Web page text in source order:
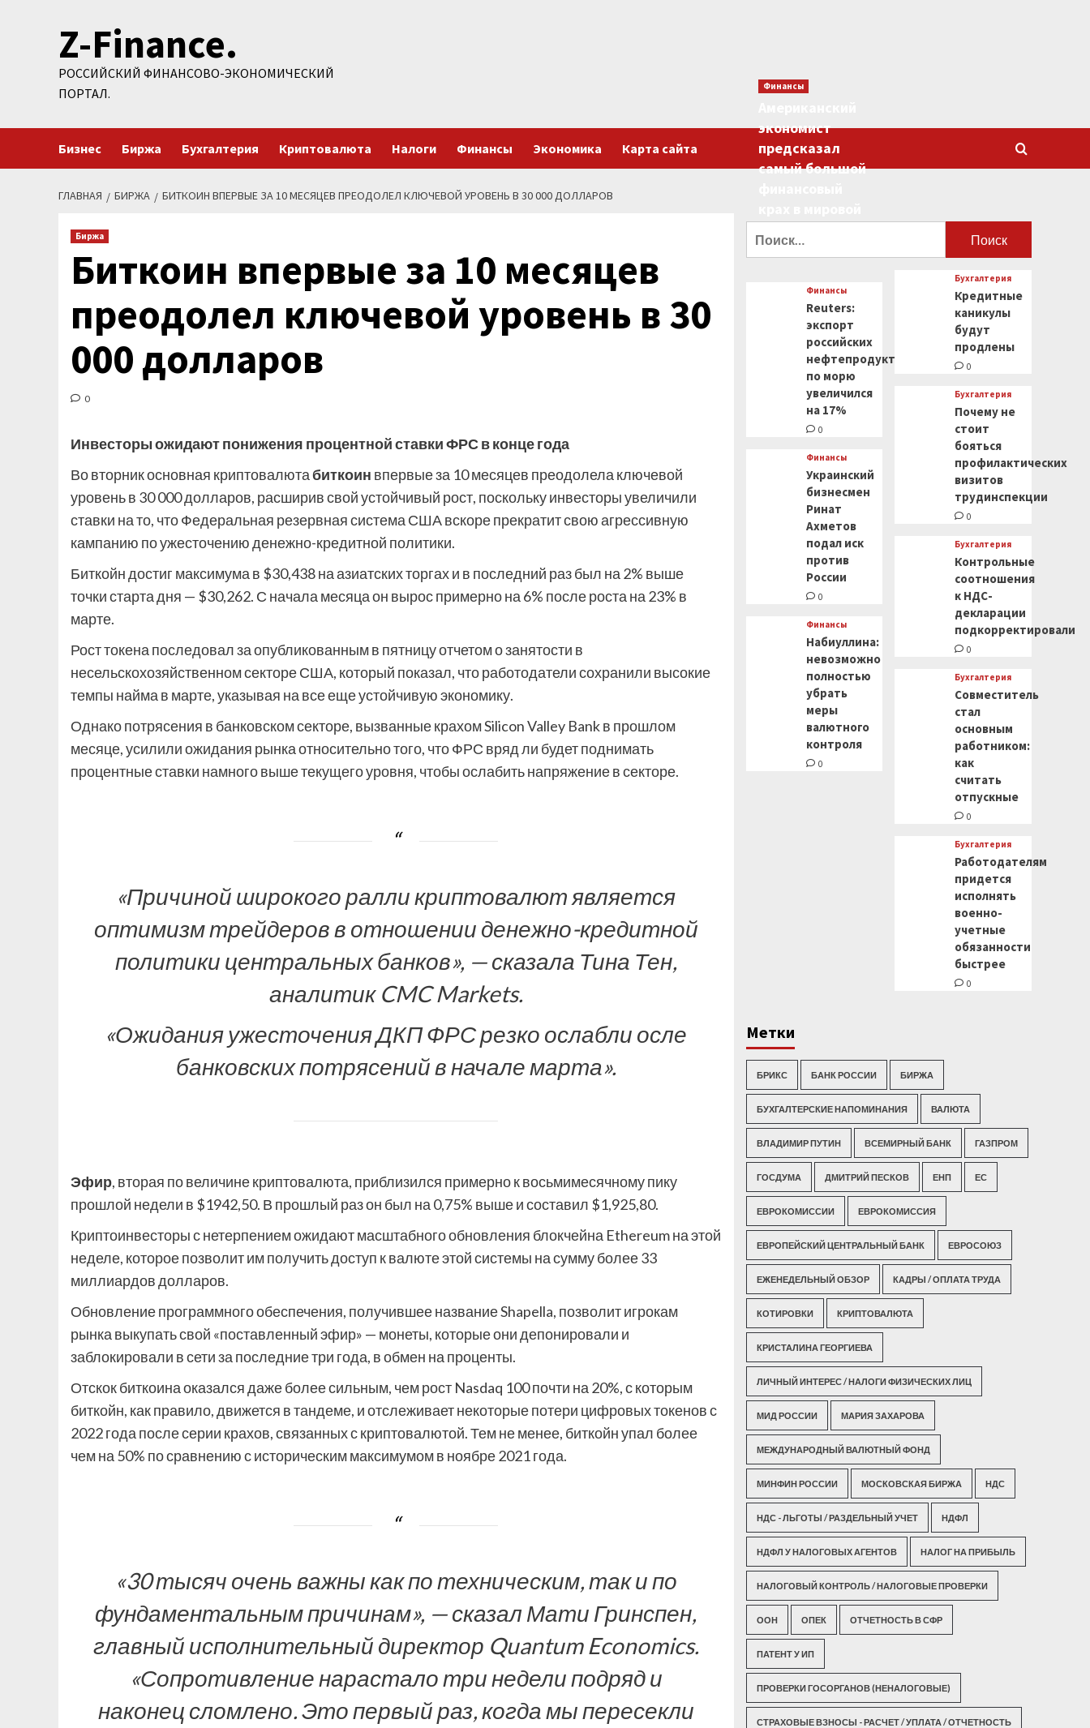
содержимомуZ-Finance.
РОССИЙСКИЙ ФИНАНСОВО-ЭКОНОМИЧЕСКИЙ
ПОРТАЛ.
Бизнес Биржа Бухгалтерия Криптовалюта Налоги Финансы Экономика Карта сайта
ГЛАВНАЯ БИРЖА БИТКОИН ВПЕРВЫЕ ЗА 10 МЕСЯЦЕВ ПРЕОДОЛЕЛ КЛЮЧЕВОЙ УРОВЕНЬ В 30 000 ДОЛЛАРОВ
Биржа
Биткоин впервые за 10 месяцев
преодолел ключевой уровень в 30
000 долларов
0
Инвесторы ожидают понижения процентной ставки ФРС в конце года
Во вторник основная криптовалютабиткоин впервые за 10 месяцев преодолела ключевой
уровень в 30 000 долларов, расширив свой устойчивый рост, поскольку инвесторы увеличили
ставки на то, что Федеральная резервная система США вскоре прекратит свою агрессивную
кампанию по ужесточению денежно-кредитной политики.
Биткойн достиг максимума в $30,438 на азиатских торгах и в последний раз был на 2% выше
точки старта дня — $30,262. С начала месяца он вырос примерно на 6% после роста на 23% в
марте.
Рост токена последовал за опубликованным в пятницу отчетом о занятости в
несельскохозяйственном секторе США, который показал, что работодатели сохранили высокие
темпы найма в марте, указывая на все еще устойчивую экономику.
Однако потрясения в банковском секторе, вызванные крахом Silicon Valley Bank в прошлом
месяце, усилили ожидания рынка относительно того, что ФРС вряд ли будет поднимать
процентные ставки намного выше текущего уровня, чтобы ослабить напряжение в секторе.
«Причиной широкого ралли криптовалют является
оптимизм трейдеров в отношении денежно-кредитной
политики центральных банков», — сказала Тина Тен,
аналитик CMC Markets.
«Ожидания ужесточения ДКП ФРС резко ослабли осле
банковских потрясений в начале марта».
Эфир, вторая по величине криптовалюта, приблизился примерно к восьмимесячному пику
прошлой недели в $1942,50. В прошлый раз он был на 0,75% выше и составил $1,925,80.
Криптоинвесторы с нетерпением ожидают масштабного обновления блокчейна Ethereum на этой
неделе, которое позволит им получить доступ к валюте этой системы на сумму более 33
миллиардов долларов.
Обновление программного обеспечения, получившее название Shapella, позволит игрокам
рынка выкупать свой «поставленный эфир» — монеты, которые они депонировали и
заблокировали в сети за последние три года, в обмен на проценты.
Отскок биткоина оказался даже более сильным, чем рост Nasdaq 100 почти на 20%, с которым
биткойн, как правило, движется в тандеме, и отслеживает некоторые потери цифровых токенов с
2022 года после серии крахов, связанных с криптовалютой. Тем не менее, биткойн упал более
чем на 50% по сравнению с историческим максимумом в ноябре 2021 года.
«30 тысяч очень важны как по техническим, так и по
фундаментальным причинам», — сказал Мати Гринспен,
главный исполнительный директор Quantum Economics.
«Сопротивление нарастало три недели подряд и
наконец сломлено. Это первый раз, когда мы пересекли
Финансы
экономист
предсказал
самый большой
Финансы
Reuters:
экспорт
российских
нефтепродуктов
по морю
увеличился
на 17%
0
Финансы
Украинский
бизнесмен
Ринат
Ахметов
подал иск
против
России
0
Финансы
Набиуллина:
невозможно
полностью
убрать
меры
валютного
контроля
0
Бухгалтерия
Кредитные
каникулы
будут
продлены
0
Бухгалтерия
Почему не
стоит
бояться
профилактических
визитов
трудинспекции
0
Бухгалтерия
Контрольные
соотношения
к НДС-
декларации
подкорректировали
0
Бухгалтерия
Совместитель
стал
основным
работником:
как
считать
отпускные
0
Бухгалтерия
Работодателям
придется
исполнять
военно-
учетные
обязанности
быстрее
0
Метки
БРИКС БАНК РОССИИ БИРЖА
БУХГАЛТЕРСКИЕ НАПОМИНАНИЯ ВАЛЮТА
ВЛАДИМИР ПУТИН ВСЕМИРНЫЙ БАНК ГАЗПРОМ
ГОСДУМА ДМИТРИЙ ПЕСКОВ ЕНП ЕС
ЕВРОКОМИССИИ ЕВРОКОМИССИЯ
ЕВРОПЕЙСКИЙ ЦЕНТРАЛЬНЫЙ БАНК ЕВРОСОЮЗ
ЕЖЕНЕДЕЛЬНЫЙ ОБЗОР КАДРЫ / ОПЛАТА ТРУДА
КОТИРОВКИ КРИПТОВАЛЮТА
КРИСТАЛИНА ГЕОРГИЕВА
ЛИЧНЫЙ ИНТЕРЕС / НАЛОГИ ФИЗИЧЕСКИХ ЛИЦ
МИД РОССИИ МАРИЯ ЗАХАРОВА
МЕЖДУНАРОДНЫЙ ВАЛЮТНЫЙ ФОНД
МИНФИН РОССИИ МОСКОВСКАЯ БИРЖА НДС
НДС - ЛЬГОТЫ / РАЗДЕЛЬНЫЙ УЧЕТ НДФЛ
НДФЛ У НАЛОГОВЫХ АГЕНТОВ НАЛОГ НА ПРИБЫЛЬ
НАЛОГОВЫЙ КОНТРОЛЬ / НАЛОГОВЫЕ ПРОВЕРКИ
ООН ОПЕК ОТЧЕТНОСТЬ В СФР
ПАТЕНТ У ИП
ПРОВЕРКИ ГОСОРГАНОВ (НЕНАЛОГОВЫЕ)
СТРАХОВЫЕ ВЗНОСЫ - РАСЧЕТ / УПЛАТА / ОТЧЕТНОСТЬ